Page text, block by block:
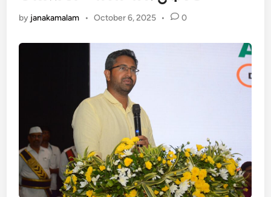
by janakamalam • October 6, 2025 • 0